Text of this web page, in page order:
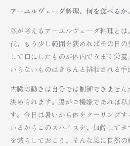
アーユルヴェーダ料理、何を食べる
私が考えるアーユルヴェーダ料理と
代、もう少し範囲を狭めればその日
して口にしたものが体内でうまく栄養
いらないものはきちんと排泄される手
内臓の動きは自分では制御できませ
決められます。腸がご機嫌であれば
す。今日は暑いから体をクーリング
いるからこのスパイスを、加齢して
を減らしておこう、そんな風に自然